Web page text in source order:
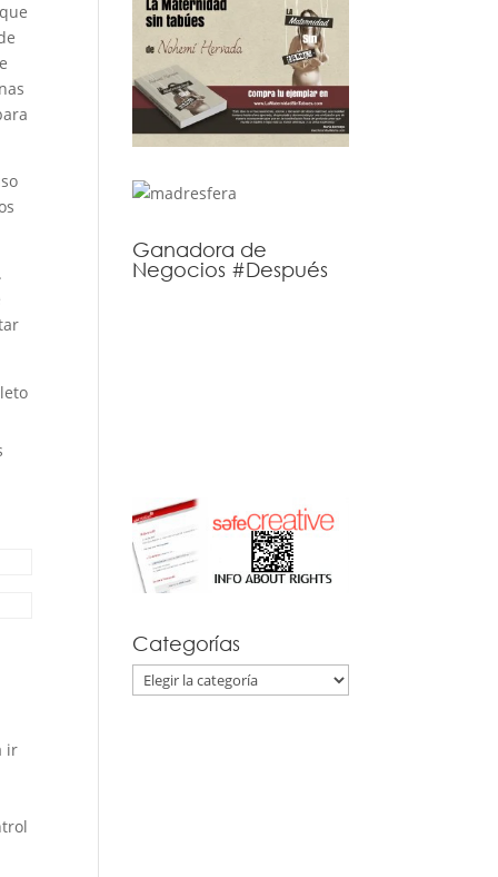
ir
Ganadora de
Negocios #Después
Categorías
Categorías